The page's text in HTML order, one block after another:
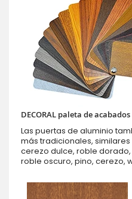
DECORAL paleta de
Las puertas de aluminio
más tradicionales,
cerezo dulce, roble
roble oscuro, pino, cerezo,